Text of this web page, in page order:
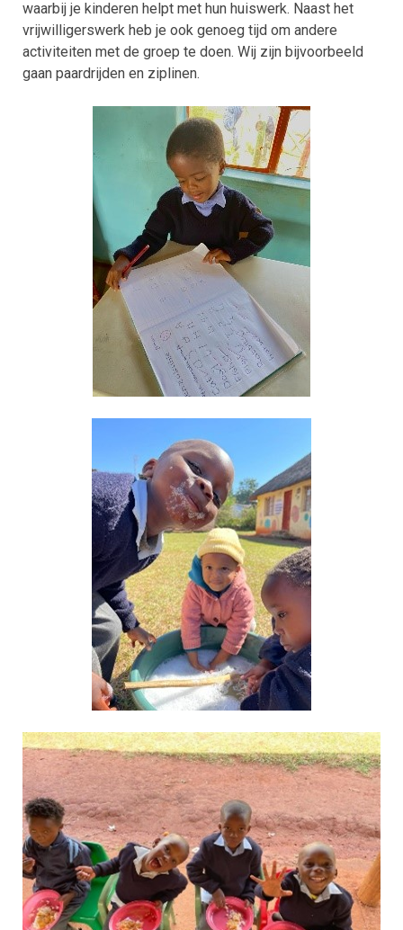
waarbij je kinderen helpt met hun huiswerk. Naast het
vrijwilligerswerk heb je ook genoeg tijd om andere
activiteiten met de groep te doen. Wij zijn bijvoorbeeld
gaan paardrijden en ziplinen.